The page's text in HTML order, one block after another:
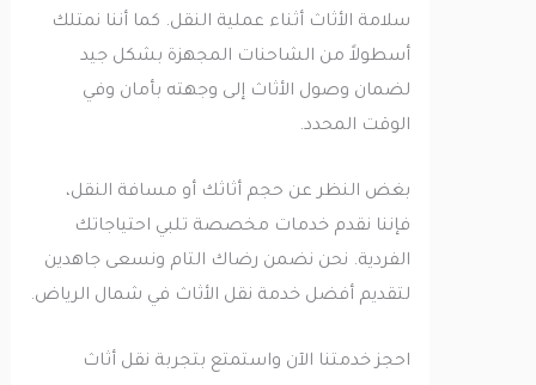
سلامة الأثاث أثناء عملية النقل. كما أننا نمتلك
أسطولاً من الشاحنات المجهزة بشكل جيد
لضمان وصول الأثاث إلى وجهته بأمان وفي
الوقت المحدد.
بغض النظر عن حجم أثاثك أو مسافة النقل،
فإننا نقدم خدمات مخصصة تلبي احتياجاتك
الفردية. نحن نضمن رضاك التام ونسعى جاهدين
لتقديم أفضل خدمة نقل الأثاث في شمال الرياض.
احجز خدمتنا الآن واستمتع بتجربة نقل أثاث